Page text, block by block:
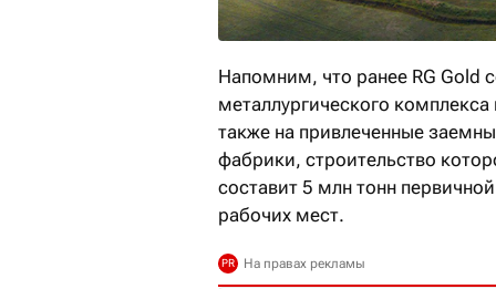
Напомним, что ранее RG Gold
металлургического
также на привлеченные
фабрики, строительство
составит 5 млн тонн
рабочих мест.